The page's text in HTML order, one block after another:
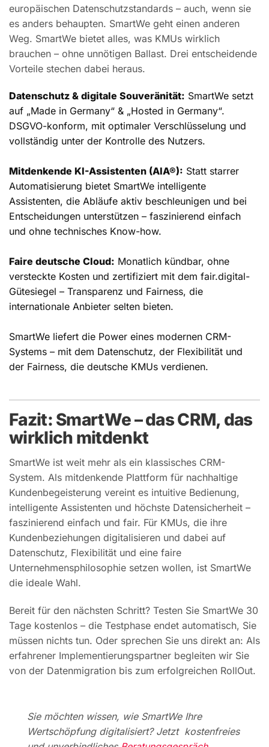
europäischen Datenschutzstandards – auch, wenn sie
es anders behaupten. SmartWe geht einen anderen
Weg. SmartWe bietet alles, was KMUs wirklich
brauchen – ohne unnötigen Ballast. Drei entscheidende
Vorteile stechen dabei heraus.
Datenschutz & digitale Souveränität: SmartWe setzt
auf „Made in Germany“ & „Hosted in Germany“.
DSGVO-konform, mit optimaler Verschlüsselung und
vollständig unter der Kontrolle des Nutzers.
Mitdenkende KI-Assistenten (AIA®): Statt starrer
Automatisierung bietet SmartWe intelligente
Assistenten, die Abläufe aktiv beschleunigen und bei
Entscheidungen unterstützen – faszinierend einfach
und ohne technisches Know-how.
Faire deutsche Cloud: Monatlich kündbar, ohne
versteckte Kosten und zertifiziert mit dem fair.digital-
Gütesiegel – Transparenz und Fairness, die
internationale Anbieter selten bieten.
SmartWe liefert die Power eines modernen CRM-
Systems – mit dem Datenschutz, der Flexibilität und
der Fairness, die deutsche KMUs verdienen.
Fazit: SmartWe – das CRM, das
wirklich mitdenkt
SmartWe ist weit mehr als ein klassisches CRM-
System. Als mitdenkende Plattform für nachhaltige
Kundenbegeisterung vereint es intuitive Bedienung,
intelligente Assistenten und höchste Datensicherheit –
faszinierend einfach und fair. Für KMUs, die ihre
Kundenbeziehungen digitalisieren und dabei auf
Datenschutz, Flexibilität und eine faire
Unternehmensphilosophie setzen wollen, ist SmartWe
die ideale Wahl.
Bereit für den nächsten Schritt? Testen Sie SmartWe 30
Tage kostenlos – die Testphase endet automatisch, Sie
müssen nichts tun. Oder sprechen Sie uns direkt an: Als
erfahrener Implementierungspartner begleiten wir Sie
von der Datenmigration bis zum erfolgreichen RollOut.
Sie möchten wissen, wie SmartWe Ihre
Wertschöpfung digitalisiert? Jetzt kostenfreies